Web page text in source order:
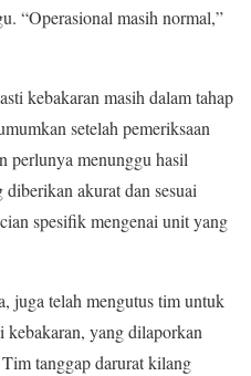
“Operasional masih normal,”
kebakaran masih dalam tahap
setelah pemeriksaan
perlunya menunggu hasil
akurat dan sesuai
spesifik mengenai unit yang
juga telah mengutus tim untuk
kebakaran, yang dilaporkan
tanggap darurat kilang